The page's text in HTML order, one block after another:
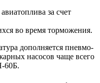
за счет
во время торможения.
дополняется пневмо-
насосов чаще всего
60Б.